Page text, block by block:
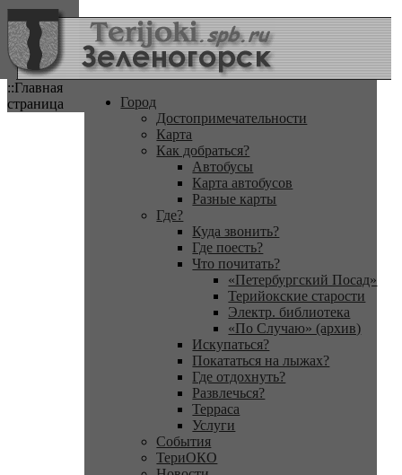
::Главная
страница
Город
Достопримечательности
Карта
Как добраться?
Автобусы
Карта автобусов
Разные карты
Где?
Куда звонить?
Где поесть?
Что почитать?
«Петербургский Посад»
Терийокские старости
Электр. библиотека
«По Случаю» (архив)
Искупаться?
Покататься на лыжах?
Где отдохнуть?
Развлечься?
Терраса
Услуги
События
ТериОКО